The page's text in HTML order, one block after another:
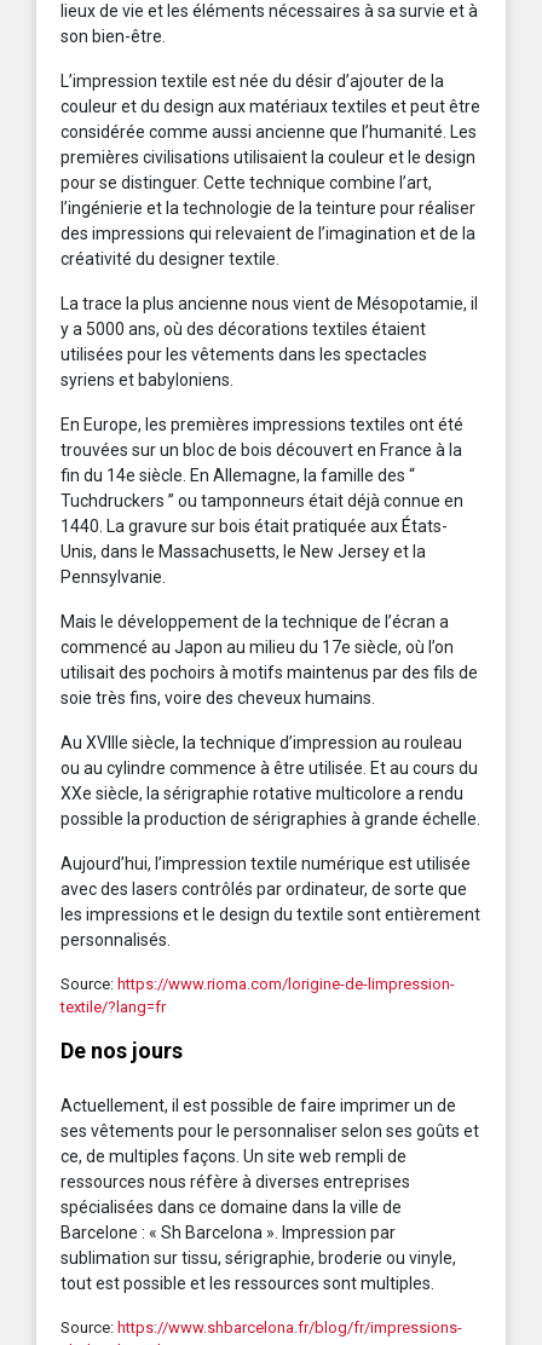
lieux de vie et les éléments nécessaires à sa survie et à
son bien-être.
L’impression textile est née du désir d’ajouter de la
couleur et du design aux matériaux textiles et peut être
considérée comme aussi ancienne que l’humanité. Les
premières civilisations utilisaient la couleur et le design
pour se distinguer. Cette technique combine l’art,
l’ingénierie et la technologie de la teinture pour réaliser
des impressions qui relevaient de l’imagination et de la
créativité du designer textile.
La trace la plus ancienne nous vient de Mésopotamie, il
y a 5000 ans, où des décorations textiles étaient
utilisées pour les vêtements dans les spectacles
syriens et babyloniens.
En Europe, les premières impressions textiles ont été
trouvées sur un bloc de bois découvert en France à la
fin du 14e siècle. En Allemagne, la famille des “
Tuchdruckers ” ou tamponneurs était déjà connue en
1440. La gravure sur bois était pratiquée aux États-
Unis, dans le Massachusetts, le New Jersey et la
Pennsylvanie.
Mais le développement de la technique de l’écran a
commencé au Japon au milieu du 17e siècle, où l’on
utilisait des pochoirs à motifs maintenus par des fils de
soie très fins, voire des cheveux humains.
Au XVIIIe siècle, la technique d’impression au rouleau
ou au cylindre commence à être utilisée. Et au cours du
XXe siècle, la sérigraphie rotative multicolore a rendu
possible la production de sérigraphies à grande échelle.
Aujourd’hui, l’impression textile numérique est utilisée
avec des lasers contrôlés par ordinateur, de sorte que
les impressions et le design du textile sont entièrement
personnalisés.
Source: https://www.rioma.com/lorigine-de-limpression-
textile/?lang=fr
De nos jours
Actuellement, il est possible de faire imprimer un de
ses vêtements pour le personnaliser selon ses goûts et
ce, de multiples façons. Un site web rempli de
ressources nous réfère à diverses entreprises
spécialisées dans ce domaine dans la ville de
Barcelone : « Sh Barcelona ». Impression par
sublimation sur tissu, sérigraphie, broderie ou vinyle,
tout est possible et les ressources sont multiples.
Source: https://www.shbarcelona.fr/blog/fr/impressions-